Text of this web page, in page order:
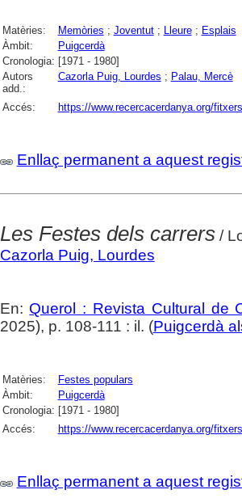
Matèries: Memòries ; Joventut; Lleure; Esplais
Àmbit:
Puigcerdà
Cronologia: [1971 - 1980]
Autors
add.:
Cazorla Puig, Lourdes ; Palau, Mercè
Accés: https://www.recercacerdanya.org/
Enllaç permanent a aquest
Les Festes dels carrers/
Cazorla Puig, Lourdes
En: Querol : Revista Cultural de
2025), p. 108-111 : il. (Puigcerdà
Matèries:
Festes populars
Àmbit:
Puigcerdà
Cronologia: [1971 - 1980]
Accés:
https://www.recercacerdanya.org/
Enllaç permanent a aquest